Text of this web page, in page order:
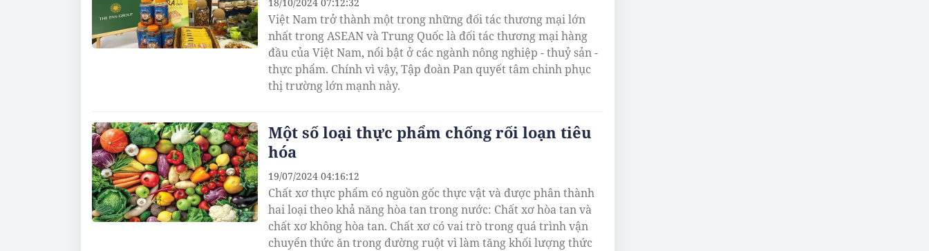
Việt Nam trở thành một trong những đối tác thương mại lớn
nhất trong ASEAN và Trung Quốc là đối tác thương mại hàng
đầu của Việt Nam, nổi bật ở các ngành nông nghiệp - thuỷ sản -
thực phẩm. Chính vì vậy, Tập đoàn Pan quyết tâm chinh phục
thị trường lớn mạnh này.
Một số loại thực phẩm chống rối loạn tiêu
hóa
Chất xơ thực phẩm có nguồn gốc thực vật và được phân thành
hai loại theo khả năng hòa tan trong nước: Chất xơ hòa tan và
chất xơ không hòa tan. Chất xơ có vai trò trong quá trình vận
chuyển thức ăn trong đường ruột vì làm tăng khối lượng thức
19/07/2024 04:16:12